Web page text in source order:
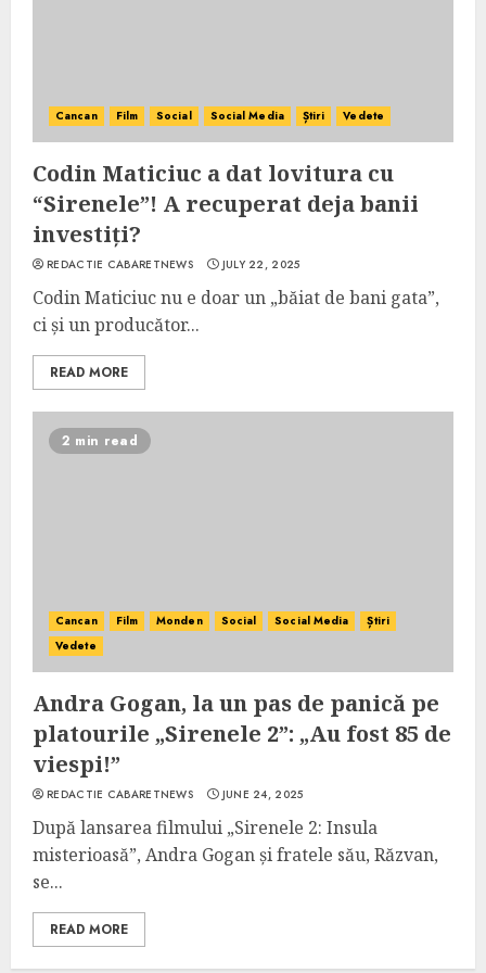
Cancan Film Social Social Media Știri Vedete
Codin Maticiuc a dat lovitura cu
“Sirenele”! A recuperat deja banii
investiți?
REDACTIE CABARETNEWS JULY 22, 2025
Codin Maticiuc nu e doar un „băiat de bani gata”,
ci și un producător...
READ MORE
2 min read
Cancan Film Monden Social Social Media
Știri
Vedete
Andra Gogan, la un pas de panică pe
platourile „Sirenele 2”: „Au fost 85 de
viespi!”
REDACTIE CABARETNEWS JUNE 24, 2025
După lansarea filmului „Sirenele 2: Insula
misterioasă”, Andra Gogan și fratele său, Răzvan,
se...
READ MORE